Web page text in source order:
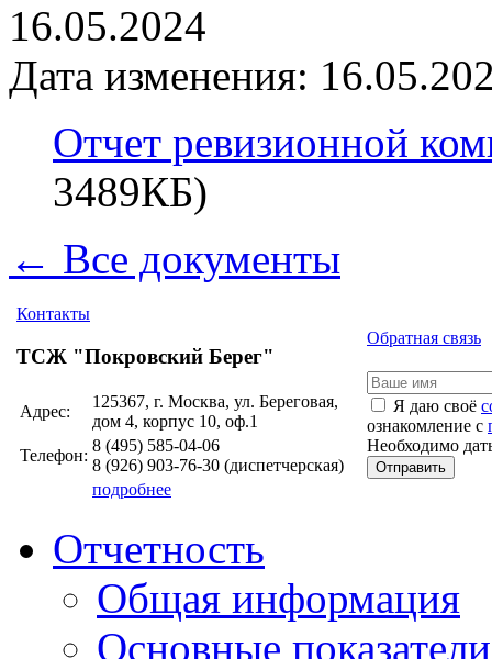
16.05.2024
Дата изменения:
Отчет ревизионной
3489КБ)
← Все документы
Контакты
ТСЖ "Покровский Берег"
Адрес:
125367, г. Москва, ул. Береговая,
дом 4, корпус 10, оф.1
Телефон:
8 (495) 585-04-06
8 (926) 903-76-30 (диспетчерская)
подробнее
Обратная связь
Я даю своё
ознакомление с
Необходимо
Отправить
Отчетность
Общая информация
Основные